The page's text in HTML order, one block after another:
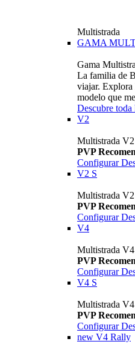
Multistrada
GAMA
Gama
La familia de
viajar. Explora
modelo que
Descubre toda
V2
Multistrada V2
PVP
Configurar
V2 S
Multistrada V2
PVP
Configurar
V4
Multistrada V4
PVP
Configurar
V4 S
Multistrada V4
PVP
Configurar
new V4 Rally